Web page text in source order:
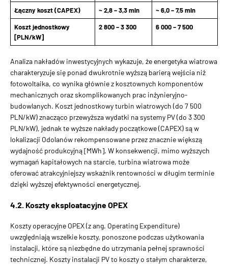
Łączny koszt (CAPEX) ~ 2,8 – 3,3 mln ~ 6,0 – 7,5 mln
Koszt jednostkowy
[PLN/kW]
2 800 – 3 300 6 000 – 7 500
Analiza nakładów inwestycyjnych wykazuje, że energetyka wiatrowa
charakteryzuje się ponad dwukrotnie wyższą barierą wejścia niż
fotowoltaika, co wynika głównie z kosztownych komponentów
mechanicznych oraz skomplikowanych prac inżynieryjno-
budowlanych. Koszt jednostkowy turbin wiatrowych (do 7 500
PLN/kW) znacząco przewyższa wydatki na systemy PV (do 3 300
PLN/kW), jednak te wyższe nakłady początkowe (CAPEX) są w
lokalizacji Odolanów rekompensowane przez znacznie większą
wydajność produkcyjną [MWh]. W konsekwencji, mimo wyższych
wymagań kapitałowych na starcie, turbina wiatrowa może
oferować atrakcyjniejszy wskaźnik rentowności w długim terminie
dzięki wyższej efektywności energetycznej.
4.2. Koszty eksploatacyjne OPEX
Koszty operacyjne OPEX (z ang. Operating Expenditure)
uwzględniają wszelkie koszty, ponoszone podczas użytkowania
instalacji, które są niezbędne do utrzymania pełnej sprawności
technicznej. Koszty instalacji PV to koszty o stałym charakterze,